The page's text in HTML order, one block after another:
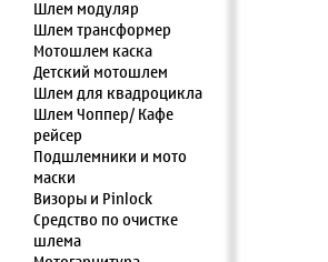
Шлем модуляр
Шлем трансформер
Мотошлем каска
Детский мотошлем
Шлем для квадроцикла
Шлем Чоппер/ Кафе
рейсер
Подшлемники и мото
маски
Визоры и Pinlock
Средство по очистке
шлема